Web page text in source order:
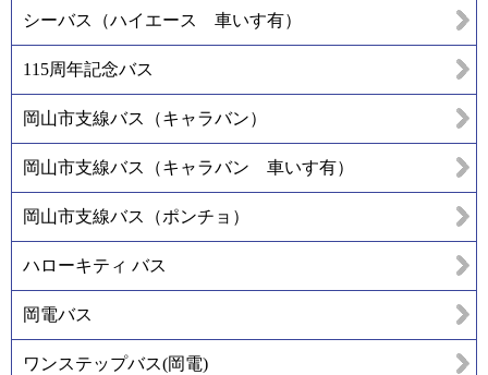
シーバス（ハイエース 車いす有）
115周年記念バス
岡山市支線バス（キャラバン）
岡山市支線バス（キャラバン 車いす有）
岡山市支線バス（ポンチョ）
ハローキティ バス
岡電バス
ワンステップバス(岡電)